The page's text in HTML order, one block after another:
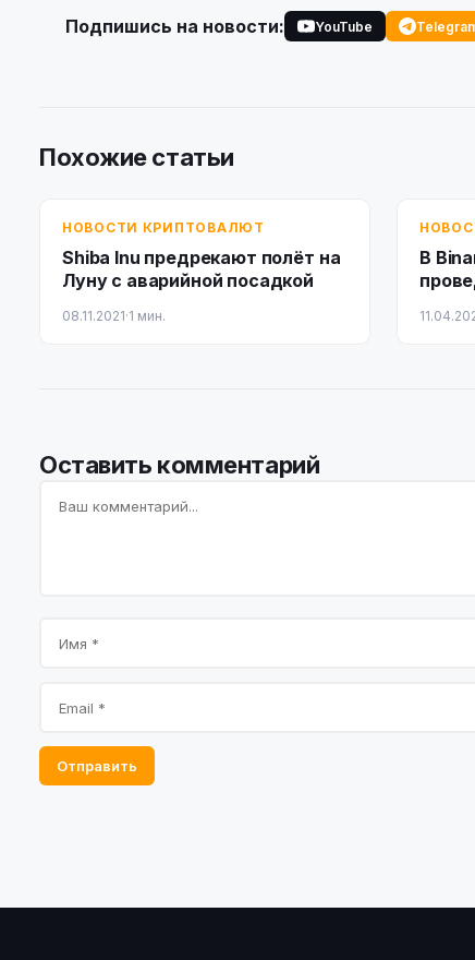
Подпишись на новости: YouTube
Похожие статьи
НОВОСТИ КРИПТОВАЛЮТ
Shiba Inu предрекают полёт на
Луну с аварийной посадкой
08.11.2021·1 мин.
В
Оставить комментарий
Отправить